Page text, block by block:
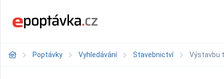
Poptávky Vyhledávání Stavebnictví Výstavbu